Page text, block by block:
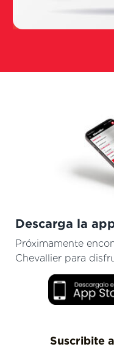
Descarga la
Próximamente
Chevallier para
Suscribite